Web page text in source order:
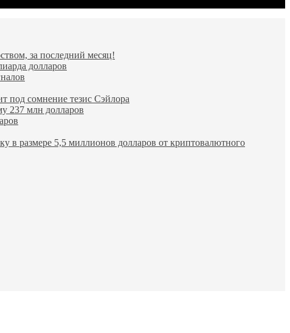
за последний месяц!
долларов
под сомнение тезис Сэйлора
237 млн долларов
в размере 5,5 миллионов долларов от криптовалютного